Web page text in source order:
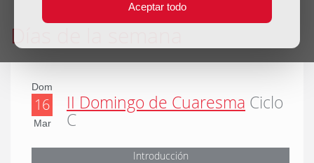
Aceptar todo
Días de la semana
Dom
16
Mar
II Domingo de Cuaresma Ciclo
C
Introducción